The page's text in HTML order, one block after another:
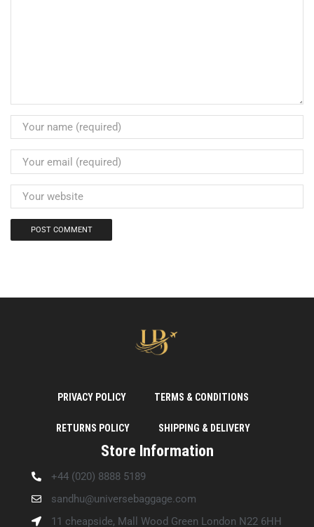
PRIVACY POLICY TERMS & CONDITIONS
RETURNS POLICY SHIPPING & DELIVERY
Store Information
+44 (020) 8888 5189
sandhu@universebaggage.com
11 cheapside, Mall Wood Green London N22 6HH